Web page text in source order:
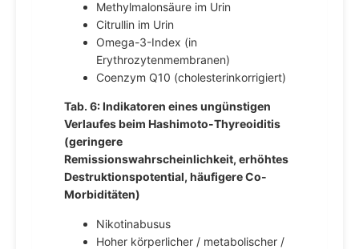
Methylmalonsäure im Urin
Citrullin im Urin
Omega-3-Index (in
Erythrozytenmembranen)
Coenzym Q10 (cholesterinkorrigiert)
Tab. 6: Indikatoren eines ungünstigen
Verlaufes beim Hashimoto-Thyreoiditis
(geringere
Remissionswahrscheinlichkeit, erhöhtes
Destruktionspotential, häufigere Co-
Morbiditäten)
Nikotinabusus
Hoher körperlicher / metabolischer /